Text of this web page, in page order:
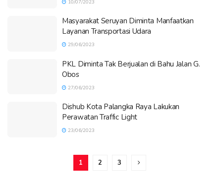
10/07/2023
Masyarakat Seruyan Diminta Manfaatkan
Layanan Transportasi Udara
29/06/2023
PKL Diminta Tak Berjualan di Bahu Jalan G.
Obos
27/06/2023
Dishub Kota Palangka Raya Lakukan
Perawatan Traffic Light
23/06/2023
1 2 3